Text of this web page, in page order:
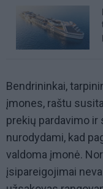
Bendrininkai,
įmones, raštu
prekių pardavimo
nurodydami, kad
valdoma įmonė.
įsipareigojimai